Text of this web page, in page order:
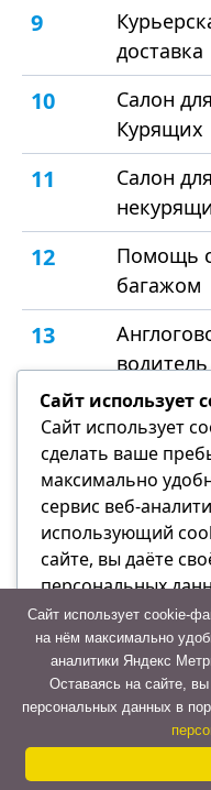
9
доставка
10
Салон для
Курящих
11
Салон для
12
Помощь
багажом
13
водитель
14 Много
15
дороге
16 Быстрая
17
QR,
Сайт использует
Сайт использует
сделать ваше
максимально
сервис веб-
использующий
сайте, вы даёте
персональных
в Политике
Сайт использует cookie-
на нём максимально
аналитики Яндекс
Оставаясь на сайте,
персональных данных в